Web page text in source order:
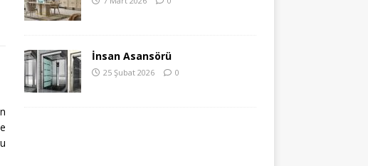
İnsan Asansörü
25 Şubat 2026 0